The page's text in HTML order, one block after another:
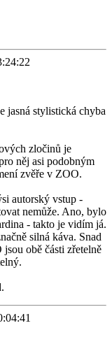
jasná stylistická chyba
zločinů je
něj asi podobným
zvěře v ZOO.
autorský vstup -
nemůže. Ano, bylo
- takto je vidím já.
silná káva. Snad
obě části zřetelně